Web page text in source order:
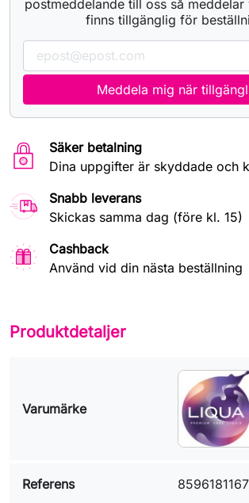
postmeddelande till oss så
finns tillgänglig för
Meddela mig när
Säker betalning
Dina uppgifter är skyddade och
Snabb leverans
Skickas samma dag (före kl. 15)
Cashback
Använd vid din nästa beställning
Produktdetaljer
Varumärke
Referens